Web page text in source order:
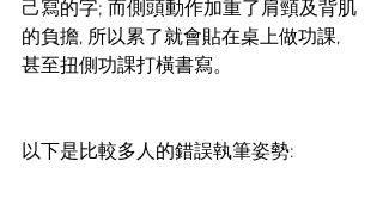
己寫的字; 而側頭動作加重了肩頸及背肌
的負擔, 所以累了就會貼在桌上做功課,
甚至扭側功課打橫書寫。
以下是比較多人的錯誤執筆姿勢: